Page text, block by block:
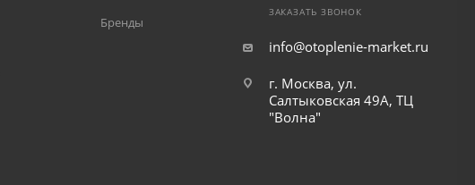
Бренды
ЗАКАЗАТЬ ЗВОНОК
info@otoplenie-market.ru
г. Москва, ул.
Салтыковская 49А, ТЦ
"Волна"